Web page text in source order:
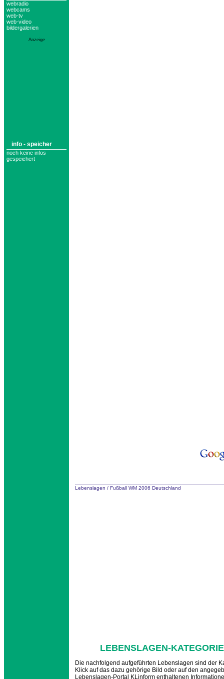
webradio
webcams
web-tv
web-video
bildergalerien
Anzeige
info - speicher
noch keine infos
gespeichert
Lebenslagen / Fußball WM 2006 Deutschland
LEBENSLAGEN-
Die nachfolgend aufgeführten Lebenslagen sind der
Klick auf das dazu gehörige Bild oder auf den
Lebenslagen-Portal KLinform enthaltenen